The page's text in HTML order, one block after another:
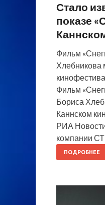
Стало
показе
Фильм
Хлебникова
Фильм
Бориса
Каннском
РИА
компании
ПОДРОБНЕЕ